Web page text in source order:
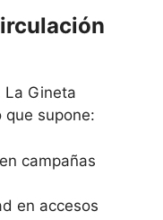
La Gineta
que supone:
campañas
en accesos